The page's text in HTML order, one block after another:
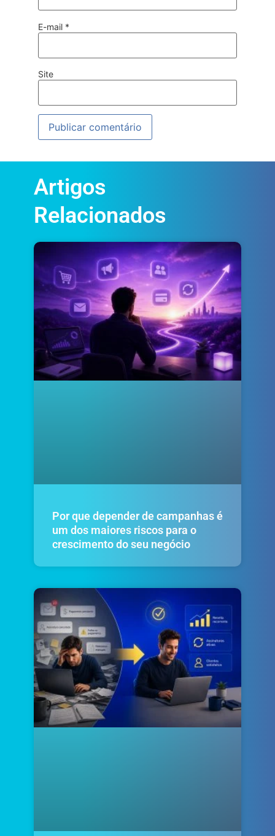
E-mail *
Site
Artigos
Relacionados
Por que depender de campanhas é
um dos maiores riscos para o
crescimento do seu negócio